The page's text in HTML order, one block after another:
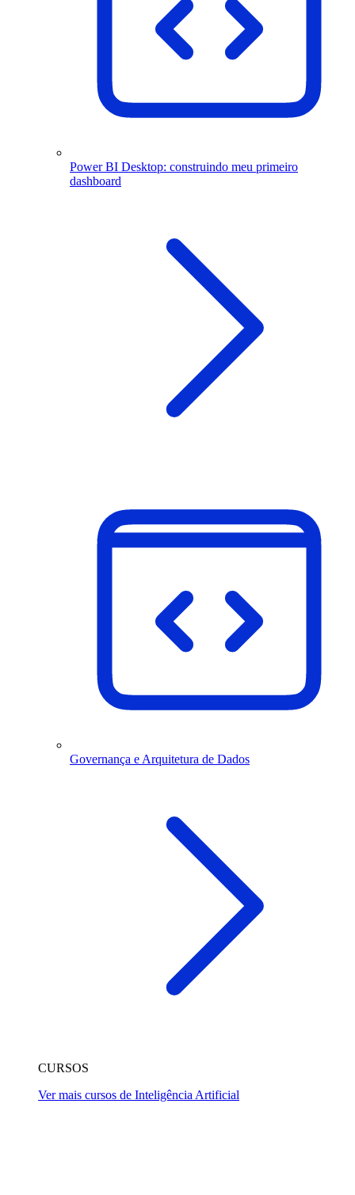
Power BI Desktop: construindo meu primeiro
dashboard
Governança e Arquitetura de Dados
CURSOS
Ver mais cursos de Inteligência Artificial